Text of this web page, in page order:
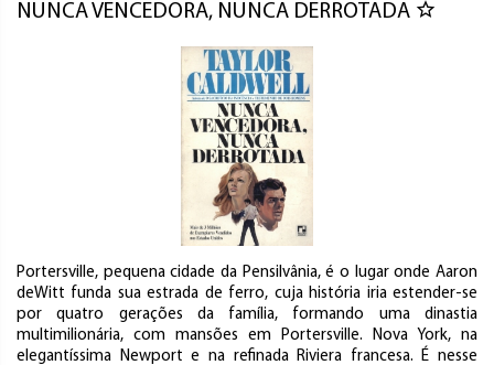
NUNCA VENCEDORA, NUNCA DERROTADA
Portersville, pequena cidade da Pensilvânia, é o lugar onde Aaron
deWitt funda sua estrada de ferro, cuja história iria estender-se
por quatro gerações da família, formando uma dinastia
multimilionária, com mansões em Portersville. Nova York, na
elegantíssima Newport e na refinada Riviera francesa. É nesse